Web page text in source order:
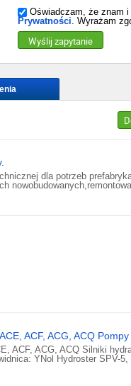
Oświadczam, że znam
Prywatności. Wyrażam
Wyślij zapytanie
dla potrzeb
ACF, ACG, ACQ Pompy
ACF, ACG, ACQ Silniki
YNol Hydroster SPV-5,